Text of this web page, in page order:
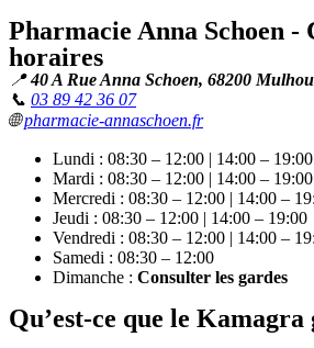
Pharmacie Anna Schoen -
horaires
📍40 A Rue Anna Schoen, 68200
📞 03 89 42 36 07
🌐pharmacie-annaschoen.fr
Lundi : 08:30 – 12:00 | 14:00 – 19:00
Mardi : 08:30 – 12:00 | 14:00 – 19:00
Mercredi : 08:30 – 12:00 | 14:00 –
Jeudi : 08:30 – 12:00 | 14:00 – 19:00
Vendredi : 08:30 – 12:00 | 14:00 –
Samedi : 08:30 – 12:00
Dimanche : Consulter les gardes
Qu’est-ce que le Kamagra